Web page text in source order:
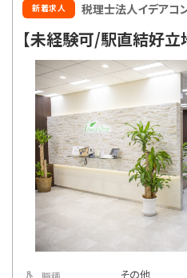
お任せするの
入社直後は記
顧問先対応・
「税務の実務
は事務所を持
す。
【具体的な業
・会計データ
用）
・決算書・申
・年末調整・
・顧問先との
Zoom）
・資金繰り・
業務（※経験に
【1日の仕事の流
新着求人 税理士法人イデアコ
【未経験可/駅直結好立
その他